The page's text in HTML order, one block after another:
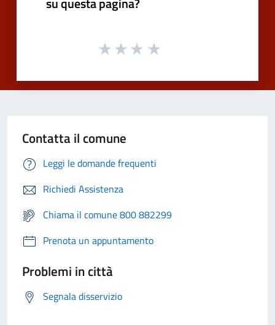
Contatta il comune
Leggi le domande frequenti
Richiedi Assistenza
Chiama il comune 800 882299
Prenota un appuntamento
Problemi in città
Segnala disservizio